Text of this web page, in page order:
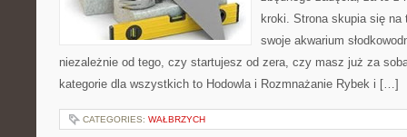
kroki. Strona skupia się na
swoje akwarium
niezależnie od tego, czy startujesz od zera, czy masz już za
kategorie dla wszystkich to Hodowla i Rozmnażanie Rybek i […]
CATEGORIES: WAŁBRZYCH